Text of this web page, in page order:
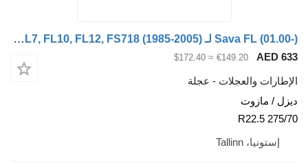
Sava FL (01.00-) لـ Volvo FL, FL6, FL7, FL10, FL12, FS718 (1985-2005)
€149.20
≈ $172.40
والعجلات - عجلة